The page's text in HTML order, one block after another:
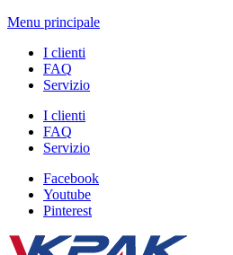
Menu principale
I clienti
FAQ
Servizio
I clienti
FAQ
Servizio
Facebook
Youtube
Pinterest